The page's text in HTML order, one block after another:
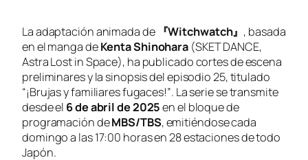
La adaptación animada de 『Witchwatch』 , basada
en el manga deKenta Shinohara (SKET DANCE,
Astra Lost in Space), ha publicado cortes de escena
preliminares y la sinopsis del episodio 25, titulado
“¡Brujas y familiares fugaces!”. La serie se transmite
desde el 6 de abril de 2025en el bloque de
programación deMBS/TBS, emitiéndose cada
domingo a las 17:00 horas en 28 estaciones de todo
Japón.